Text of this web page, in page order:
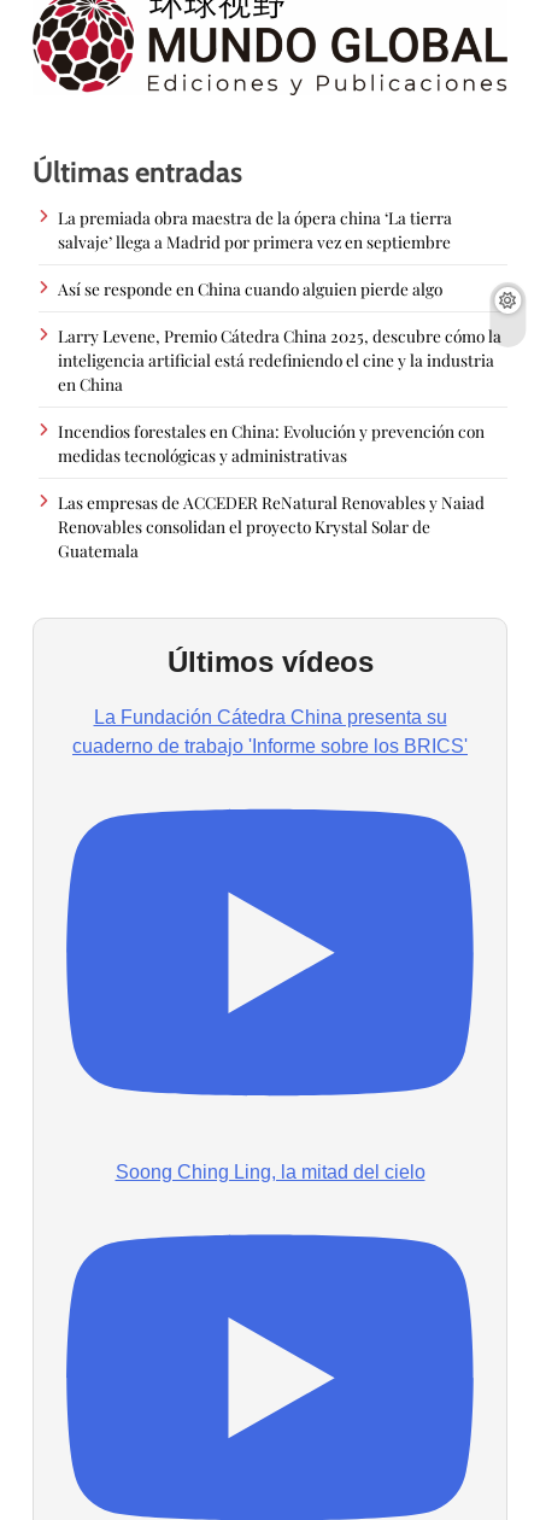
Últimas entradas
La premiada obra maestra de la ópera china ‘La tierra
salvaje’ llega a Madrid por primera vez en septiembre
Así se responde en China cuando alguien pierde algo
Larry Levene, Premio Cátedra China 2025, descubre cómo la
inteligencia artificial está redefiniendo el cine y la industria
en China
Incendios forestales en China: Evolución y prevención con
medidas tecnológicas y administrativas
Las empresas de ACCEDER ReNatural Renovables y Naiad
Renovables consolidan el proyecto Krystal Solar de
Guatemala
Últimos vídeos
La Fundación Cátedra China presenta su
cuaderno de trabajo 'Informe sobre los BRICS'
Soong Ching Ling, la mitad del cielo